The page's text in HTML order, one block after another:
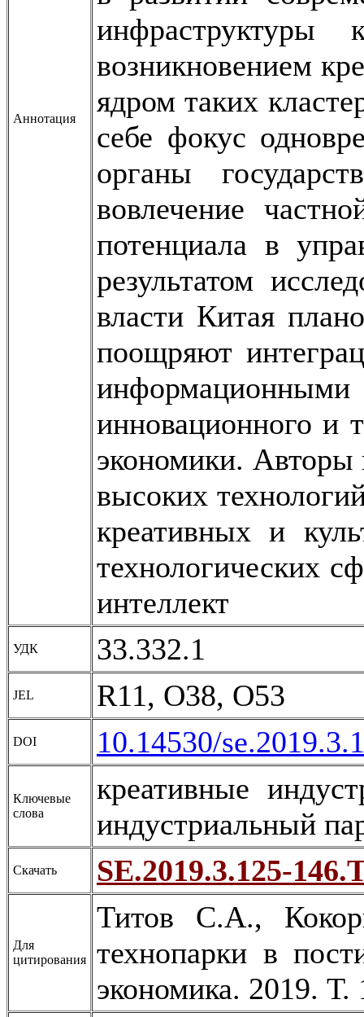
Аннотация
возникновением
ядром таких
себе фокус
органы
вовлечение
потенциала в
результатом
власти Китая
поощряют
инновационного и
экономики. Авторы
высоких
креативных и
технологических
интеллект
УДК 33.332.1
JEL R11, O38, O53
DOI 10.14530/
Ключевые
слова
креативные
индустриальный
Скачать SE.2019.3.125-
Для
цитирования
Титов С.А.,
технопарки в
экономика. 2019.